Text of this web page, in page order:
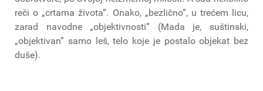
reči o „crtama života”. Onako, „bezlično”, u trećem licu,
zarad navodne „objektivnosti” (Mada je, suštinski,
„objektivan” samo leš, telo koje je postalo objekat bez
duše).